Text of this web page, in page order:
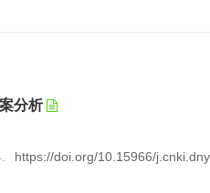
分析
https://doi.org/10.15966/